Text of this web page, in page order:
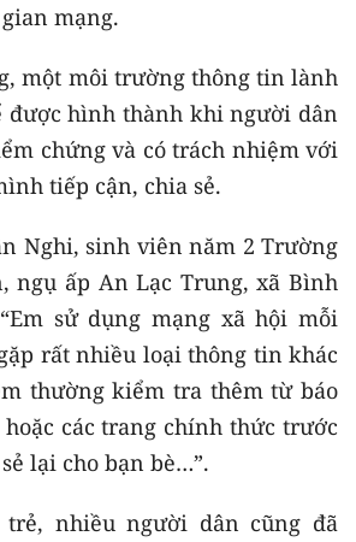
mạng.
một môi trường thông tin lành
được hình thành khi người dân
chứng và có trách nhiệm với
tiếp cận, chia sẻ.
Nghi, sinh viên năm 2 Trường
ngụ ấp An Lạc Trung, xã Bình
sử dụng mạng xã hội mỗi
rất nhiều loại thông tin khác
thường kiểm tra thêm từ báo
các trang chính thức trước
lại cho bạn bè…”.
nhiều người dân cũng đã